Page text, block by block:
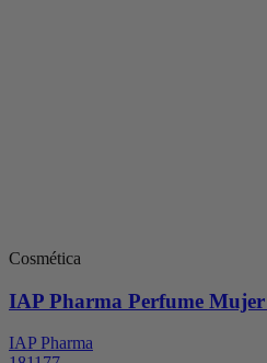
Cosmética
IAP Pharma Perfume Mujer
IAP Pharma